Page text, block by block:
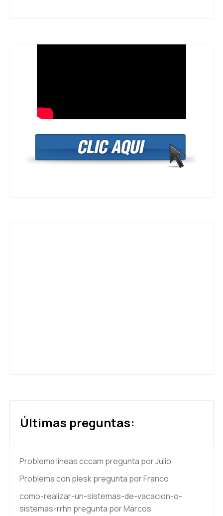
Últimas preguntas:
Problema líneas cccam pregunta por Julio
Problema con pleskpregunta por Franco
como-realizar-un-sistemas-de-vacacion-o-
sistemas-rrhh pregunta por Marcos